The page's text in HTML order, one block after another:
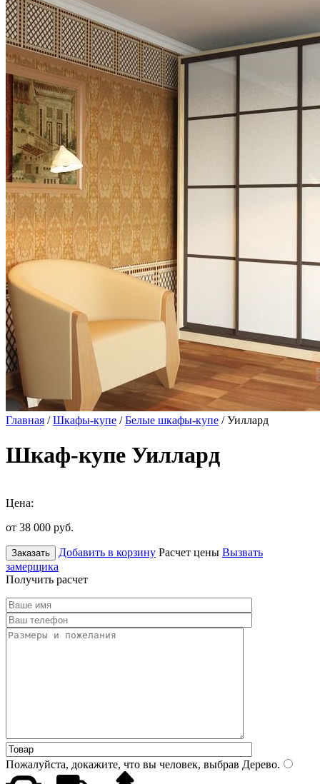
Главная /Шкафы-купе /Белые шкафы-купе / Уиллард
Шкаф-купе Уиллард
Цена:
от 38 000 руб.
Заказать Добавить в корзину Расчет цены Вызвать
замерщика
Получить расчет
Пожалуйста, докажите, что вы человек, выбрав Дерево.